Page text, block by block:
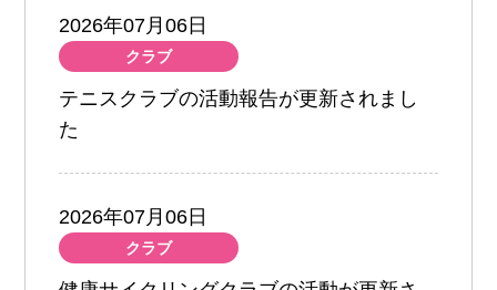
2026年07月06日
クラブ
テニスクラブの活動報告が更新されまし
た
2026年07月06日
クラブ